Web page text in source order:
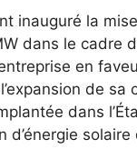
inauguré la
dans le cadre
en
de sa
dans
d’énergie